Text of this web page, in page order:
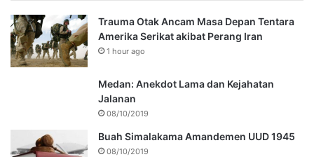
Trauma Otak Ancam Masa Depan Tentara
Amerika Serikat akibat Perang Iran
1 hour ago
Medan: Anekdot Lama dan Kejahatan
Jalanan
08/10/2019
Buah Simalakama Amandemen UUD 1945
08/10/2019